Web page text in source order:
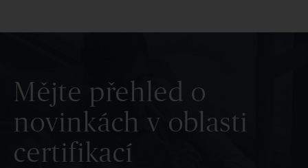
Mějte přehled o
novinkách v oblasti
certifikací